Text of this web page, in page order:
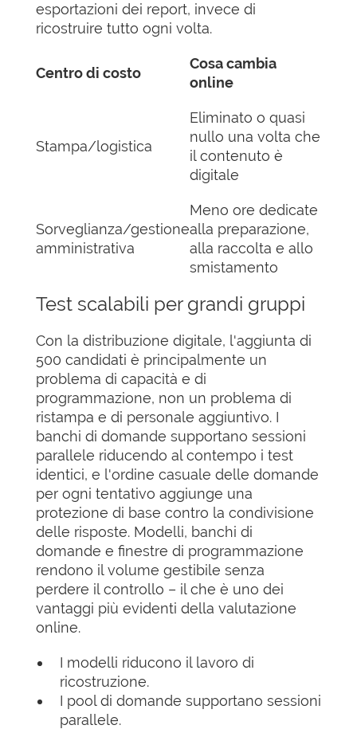
esportazioni dei report, invece di
ricostruire tutto ogni volta.
Centro di costo
Cosa cambia
online
Stampa/logistica
Eliminato o quasi
nullo una volta che
il contenuto è
digitale
Sorveglianza/gestione
amministrativa
Meno ore dedicate
alla preparazione,
alla raccolta e allo
smistamento
Test scalabili per grandi gruppi
Con la distribuzione digitale, l'aggiunta di
500 candidati è principalmente un
problema di capacità e di
programmazione, non un problema di
ristampa e di personale aggiuntivo. I
banchi di domande supportano sessioni
parallele riducendo al contempo i test
identici, e l'ordine casuale delle domande
per ogni tentativo aggiunge una
protezione di base contro la condivisione
delle risposte. Modelli, banchi di
domande e finestre di programmazione
rendono il volume gestibile senza
perdere il controllo – il che è uno dei
vantaggi più evidenti della valutazione
online.
I modelli riducono il lavoro di
ricostruzione.
I pool di domande supportano sessioni
parallele.